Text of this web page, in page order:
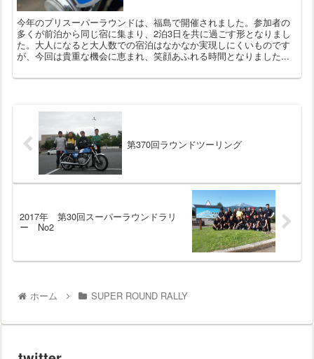
今年のプリスーパーラウンドは、福島で開催されました。参加者の
多くが前泊から同じ宿に集まり、2泊3日を共に過ごす形となりまし
た。大人になると大人数での宿泊はなかなか実現しにくいものです
が、今回は貴重な機会に恵まれ、笑顔あふれる時間となりました...
第370回ラウンドツーリング
2017年 第30回スーパーラウンドラリ
ー No2
ホーム SUPER ROUND RALLY